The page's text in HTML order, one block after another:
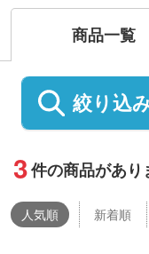
商品一覧
絞り込
3件の商品があり
人気順 新着順